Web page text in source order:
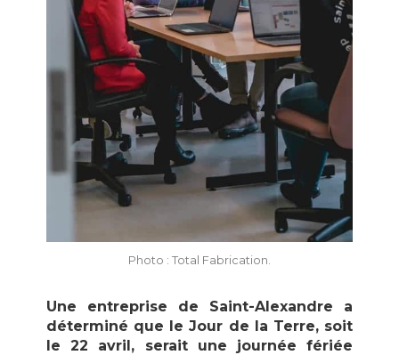
Photo : Total Fabrication.
Une entreprise de Saint-Alexandre a
déterminé que le Jour de la Terre, soit
le 22 avril, serait une journée fériée